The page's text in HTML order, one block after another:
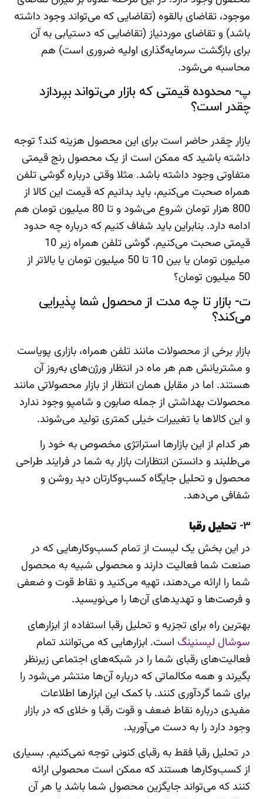
موجود، تقاضای بالقوه (تقاضایی که می‌تواند وجود داشته
باشد) و تقاضای موردنیاز (تقاضایی که دستیابی به آن
برای بازگشت سرمایه‌گذاری اولیه ضروری است) هم
محاسبه می‌شود.
پ- محدوده قیمتی که بازار می‌تواند بپردازد
چقدر است؟
بازار چقدر حاضر است برای این محصول هزینه کند؟ توجه
داشته باشید که ممکن است از یک محصول رنج قیمتی
متفاوتی وجود داشته باشد. مثلا وقتی درباره گوشی تلفن
همراه صحبت می‌کنیم، باید بدانیم که قیمت این کالا از
800 هزار تومان شروع می‌شود و تا 80 میلیون تومان هم
ادامه دارد. بنابراین باید شفاف کنیم که درباره چه حدود
قیمتی صحبت می‌کنیم. گوشی تلفن همراه زیر 10
میلیون تومان یا بین 10 تا 50 میلیون تومان یا بالاتر از
50 میلیون تومان؟
ت- بازار تا چه مدت از محصول شما پذیرایی
می‌کند؟
بازار برخی از محصولات مانند تلفن همراه، بازاری پویاست
و مشتریانش هم هر ماه در انتظار ورژن‌های به‌روز آن
هستند. اما در مقابل همان انتظار از بازار محصولاتی مانند
محصولات بهداشتی از جمله صابون و شامپو وجود ندارد
و این کالاها با تغییرات خیلی کمتری تولید می‌شوند.
هر کدام از این بازارها استراتژی مخصوص به خود را
می‌طلبند و دانستن انتظارات بازار به شما در فرایند طراحی
محصول و تحلیل جایگاه کسب‌وکارتان دید روشن و
شفافی می‌دهد.
3- تحلیل رقبا
در این بخش یک لیست از تمام کسب‌وکارهایی که در
صنعت شما فعالیت دارند و محصولی شبیه به محصول
شما را ارائه می‌دهند، تهیه می‌کنید و نقاط قوت و ضعفی
و فرصت‌ها و تهدیدهای آن‌ها را می‌نویسید.
بهترین راه برای تجزیه و تحلیل رقبا استفاده از ابزارهای
سوشال لیسنینگ است. ابزارهایی که می‌توانند تمام
فعالیت‌های رقبای شما را در شبکه‌های اجتماعی زیرنظر
بگیرند و همه مکالماتی که درباره آن‌ها منتشر می‌شود را
برای شما گردآوری کنند. با کمک این ابزارها اطلاعات
مفیدی درباره نقاط ضعف و قوت رقبا و خلای که در بازار
وجود دارد را به دست می‌آورید.
در تحلیل رقبا فقط به رقبای کنونی توجه نمی‌کنیم. بسیاری
از کسب‌وکارها هستند که ممکن است محصولی ارائه
کنند که می‌تواند جایگزین محصول شما باشد یا هر آن